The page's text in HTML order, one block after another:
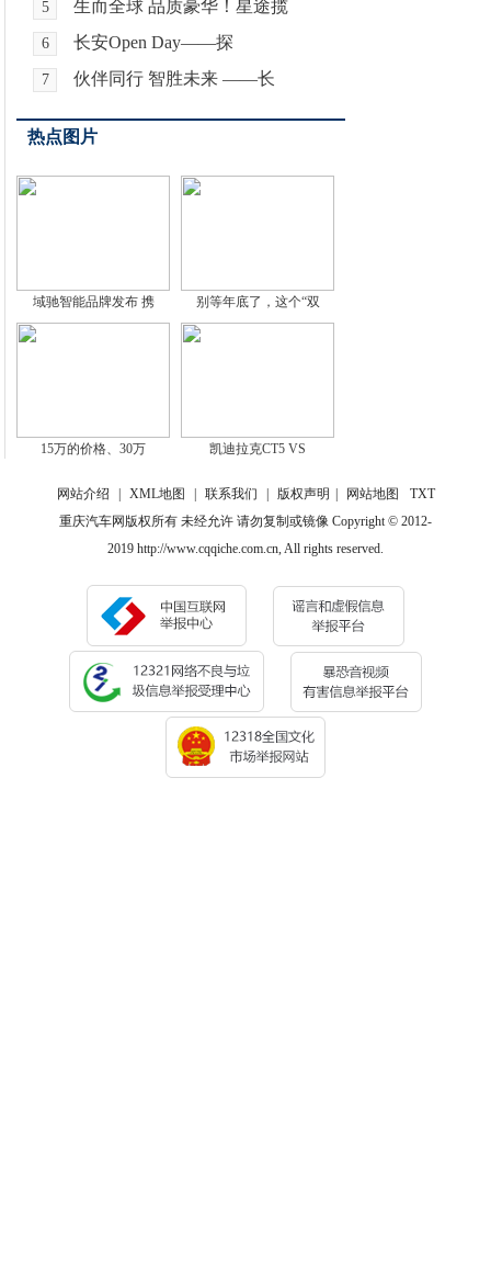
5 生而全球 品质豪华！星途揽
6 长安Open Day——探
7 伙伴同行 智胜未来 ——长
热点图片
域驰智能品牌发布 携 别等年底了，这个“双
15万的价格、30万 凯迪拉克CT5 VS
网站介绍 XML地图 联系我们 版权声明 网站地图
TXT
重庆汽车网版权所有 未经允许 请勿复制或镜像 Copyright © 2012-
2019 http://www.cqqiche.com.cn, All rights reserved.